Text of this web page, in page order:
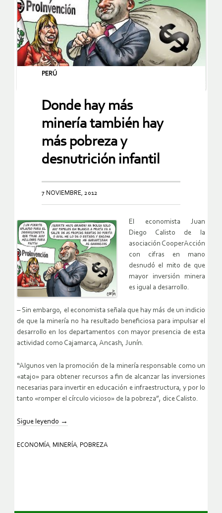
PERÚ
Donde hay más
minería también hay
más pobreza y
desnutrición infantil
7 NOVIEMBRE, 2012
El economista Juan
Diego Calisto de la
asociación CooperAcción
con cifras en mano
desnudó el mito de que
mayor inversión minera
es igual a desarrollo.
– Sin embargo, el economista señala que hay más de un indicio
de que la minería no ha resultado beneficiosa para impulsar el
desarrollo en los departamentos con mayor presencia de esta
actividad como Cajamarca, Ancash, Junín.
“Algunos ven la promoción de la minería responsable como un
«atajo» para obtener recursos a fin de alcanzar las inversiones
necesarias para invertir en educación e infraestructura, y por lo
tanto «romper el círculo vicioso» de la pobreza”, dice Calisto.
Sigue leyendo →
ECONOMÍA, MINERÍA, POBREZA